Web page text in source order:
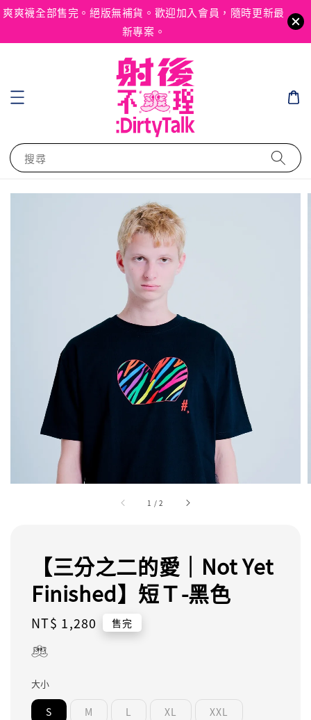
爽爽襪全部售完。絕版無補貨。歡迎加入會員，隨時更新最
新專案。
搜尋
1 /2
【三分之二的愛｜Not Yet
Finished】短Ｔ-黑色
Regular
price
NT$ 1,280 售完
大小
S M L XL XXL